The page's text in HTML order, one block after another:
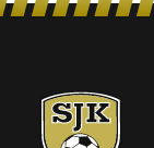
SJK-
juniorit